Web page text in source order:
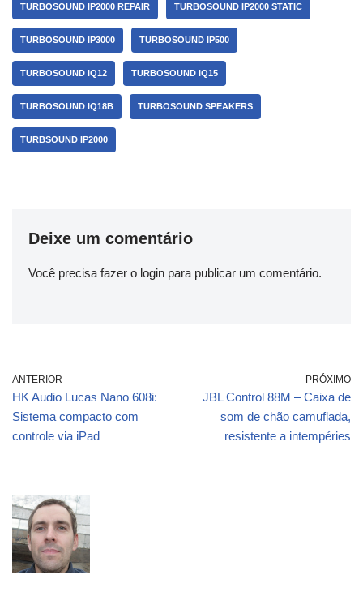
TURBOSOUND IP2000 REPAIR TURBOSOUND IP2000 STATIC
TURBOSOUND IP3000 TURBOSOUND IP500
TURBOSOUND IQ12 TURBOSOUND IQ15
TURBOSOUND IQ18B TURBOSOUND SPEAKERS
TURBSOUND IP2000
Deixe um comentário
Você precisa fazer o login para publicar um comentário.
ANTERIOR
HK Audio Lucas Nano 608i:
Sistema compacto com
controle via iPad
PRÓXIMO
JBL Control 88M – Caixa de
som de chão camuflada,
resistente a intempéries